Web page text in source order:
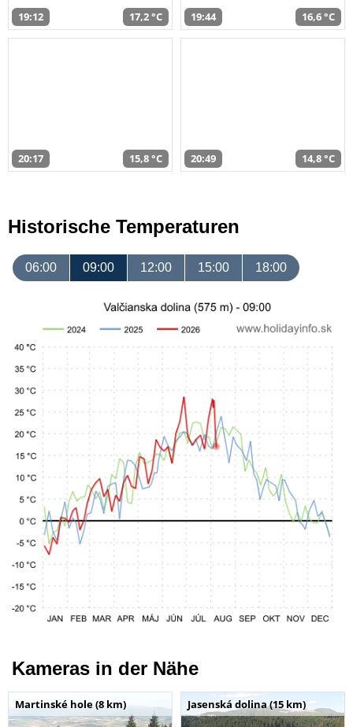
19:12 17,2 °C 19:44 16,6 °C
20:17 15,8 °C 20:49 14,8 °C
Historische Temperaturen
06:00 09:00 12:00 15:00 18:00
Kameras in der Nähe
Martinské hole (8 km) Jasenská dolina (15 km)